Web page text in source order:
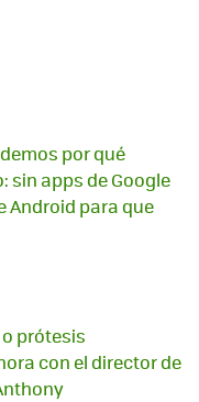
por qué
sin apps de Google
Android para que
prótesis
con el director de